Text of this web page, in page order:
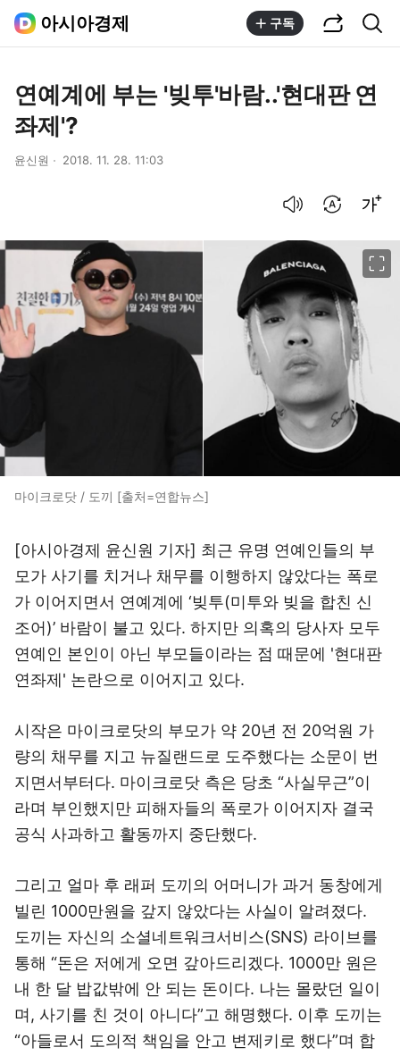
아시아경제 구독
연예계에 부는 '빚투'바람..'현대판 연
좌제'?
윤신원 2018. 11. 28. 11:03
마이크로닷 / 도끼 [출처=연합뉴스]
[아시아경제 윤신원 기자] 최근 유명 연예인들의 부
모가 사기를 치거나 채무를 이행하지 않았다는 폭로
가 이어지면서 연예계에 ‘빚투(미투와 빚을 합친 신
조어)’ 바람이 불고 있다. 하지만 의혹의 당사자 모두
연예인 본인이 아닌 부모들이라는 점 때문에 '현대판
연좌제' 논란으로 이어지고 있다.
시작은 마이크로닷의 부모가 약 20년 전 20억원 가
량의 채무를 지고 뉴질랜드로 도주했다는 소문이 번
지면서부터다. 마이크로닷 측은 당초 “사실무근”이
라며 부인했지만 피해자들의 폭로가 이어지자 결국
공식 사과하고 활동까지 중단했다.
그리고 얼마 후 래퍼 도끼의 어머니가 과거 동창에게
빌린 1000만원을 갚지 않았다는 사실이 알려졌다.
도끼는 자신의 소셜네트워크서비스(SNS) 라이브를
통해 “돈은 저에게 오면 갚아드리겠다. 1000만 원은
내 한 달 밥값밖에 안 되는 돈이다. 나는 몰랐던 일이
며, 사기를 친 것이 아니다”고 해명했다. 이후 도끼는
“아들로서 도의적 책임을 안고 변제키로 했다”며 합